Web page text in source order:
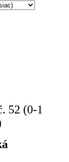
52 (0-1